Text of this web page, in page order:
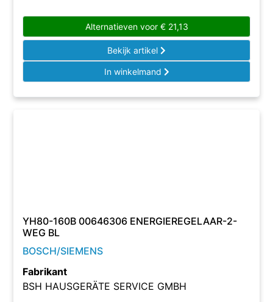
Alternatieven voor €21,13
Bekijk artikel
In winkelmand
YH80-160B 00646306 ENERGIEREGELAAR-2-
WEG BL
BOSCH/SIEMENS
Fabrikant
BSH HAUSGERÄTE SERVICE GMBH